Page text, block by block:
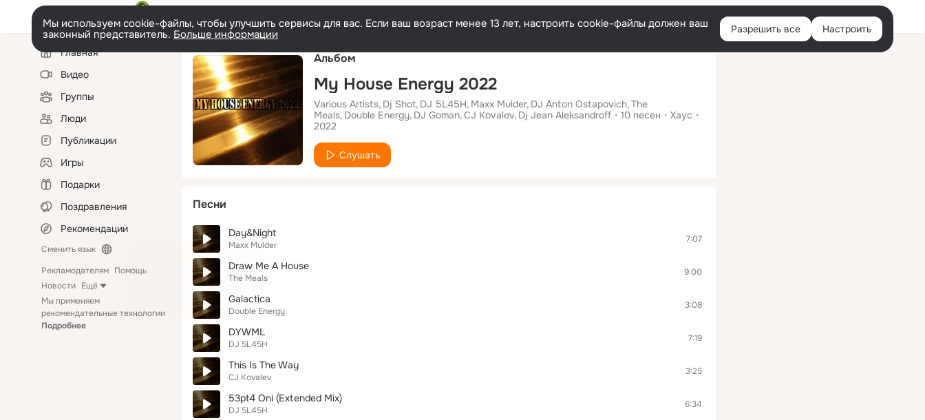
Русский Войти
Мы используем cookie-файлы, чтобы улучшить сервисы для вас. Если ваш возраст менее 13 лет, настроить cookie-файлы должен ваш
законный представитель. Больше информации Разрешить все Настроить
Левая
колонкаГлавная
Видео
Группы
Люди
Публикации
Игры
Подарки
Поздравления
Рекомендации
Сменить язык
Рекламодателям Помощь
Новости Ещё
Мы применяем
рекомендательные технологии
Подробнее
Альбом
My House Energy 2022
Various Artists Dj Shot DJ 5L45H Maxx Mulder DJ Anton Ostapovich The
Meals Double Energy DJ Goman CJ Kovalev Dj Jean Aleksandroff 10 песен
Хаус
2022
Слушать
Песни
Day&Night
Maxx Mulder
7:07
Draw Me A House
The Meals
9:00
Galactica
Double Energy
3:08
DYWML
DJ 5L45H
7:19
This Is The Way
CJ Kovalev
3:25
53pt4 Oni (Extended Mix)
DJ 5L45H
6:34